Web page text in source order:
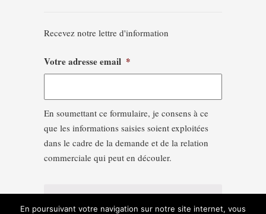
Recevez notre lettre d'information
Votre adresse email *
En soumettant ce formulaire, je consens à ce
que les informations saisies soient exploitées
dans le cadre de la demande et de la relation
commerciale qui peut en découler.
En poursuivant votre navigation sur notre site internet, vous